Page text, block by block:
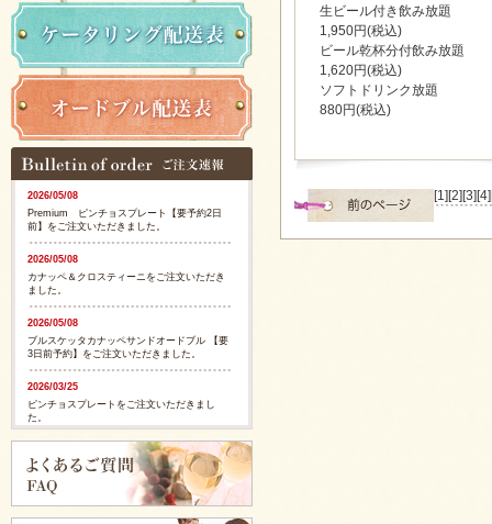
2026/05/08
Premium ピンチョスプレート【要予約2日
前】をご注文いただきました。
2026/05/08
カナッペ＆クロスティーニをご注文いただき
ました。
2026/05/08
ブルスケッタカナッペサンドオードブル 【要
3日前予約】をご注文いただきました。
2026/03/25
ピンチョスプレートをご注文いただきまし
た。
ピンチョスプレートをご注文いただきまし
た。
生ビール付き飲み放題
1,950円(税込)
ビール乾杯分付飲み放題
1,620円(税込)
ソフトドリンク放題
880円(税込)
[1] [2] [3] [4]